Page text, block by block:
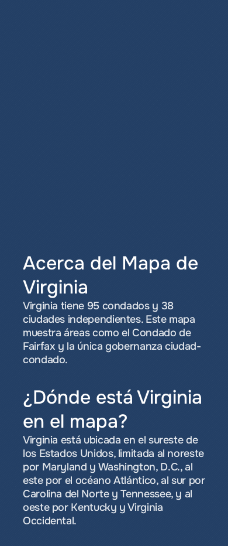
Acerca del Mapa de
Virginia
Virginia tiene 95 condados y 38
ciudades independientes. Este mapa
muestra áreas como el Condado de
Fairfax y la única gobernanza ciudad-
condado.
¿Dónde está Virginia
en el mapa?
Virginia está ubicada en el sureste de
los Estados Unidos, limitada al noreste
por Maryland y Washington, D.C., al
este por el océano Atlántico, al sur por
Carolina del Norte y Tennessee, y al
oeste por Kentucky y Virginia
Occidental.